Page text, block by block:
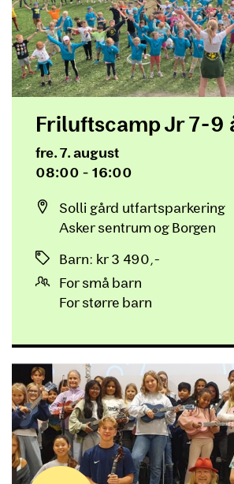
Friluftscamp Jr 7-9
fre. 7. august
08:00 - 16:00
Solli gård utfartsparkering
Asker sentrum og Borgen
Barn: kr 3 490,-
For små barn
For større barn